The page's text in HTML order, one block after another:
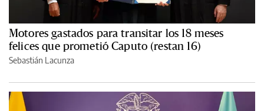
Motores gastados para transitar los 18 meses
felices que prometió Caputo (restan 16)
Sebastián Lacunza